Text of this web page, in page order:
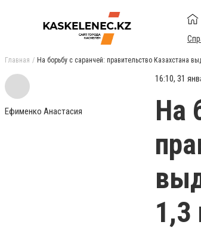
Главная На борьбу с саранчей: правительство Казахстана
Ефименко Анастасия
16:10, 31
На
1,3